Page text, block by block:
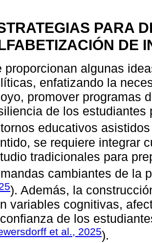
PARA
DE
proporcionan algunas
enfatizando la
promover programas
de los
educativos
se requiere integrar
tradicionales para
cambiantes de la
). Además, la
variables cognitivas,
de los
et al., 2025).